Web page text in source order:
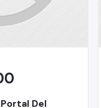
Portal Del